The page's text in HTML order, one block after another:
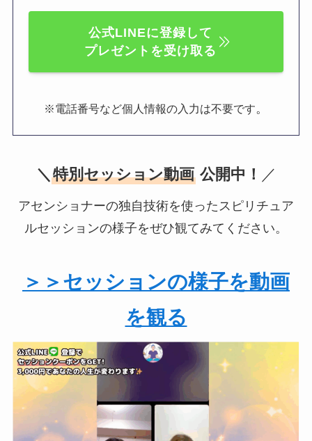
公式LINEに登録して
プレゼントを受け取る
※電話番号など個人情報の入力は不要です。
＼ 特別セッション動画公開中！ ／
アセンショナーの独自技術を使ったスピリチュア
ルセッションの様子をぜひ観てみてください。
＞＞セッションの様子を動画
を観る